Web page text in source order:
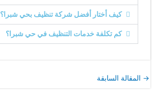
كيف أختار أفضل شركة تنظيف بحي شبرا؟
كم تكلفة خدمات التنظيف في حي شبرا؟
→ المقالة السابقة